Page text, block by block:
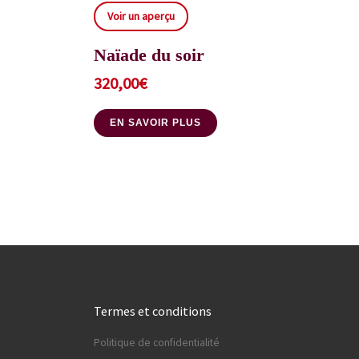
Voir un aperçu
Naïade du soir
320,00€
EN SAVOIR PLUS
Termes et conditions
Politique de confidentialité